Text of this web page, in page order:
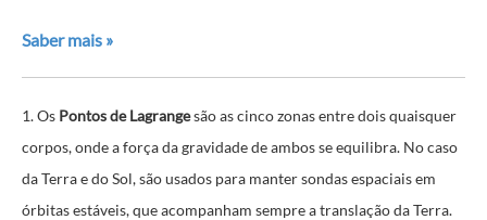
Saber mais »
1. Os Pontos de Lagrangesão as cinco zonas entre dois quaisquer
corpos, onde a força da gravidade de ambos se equilibra. No caso
da Terra e do Sol, são usados para manter sondas espaciais em
órbitas estáveis, que acompanham sempre a translação da Terra.